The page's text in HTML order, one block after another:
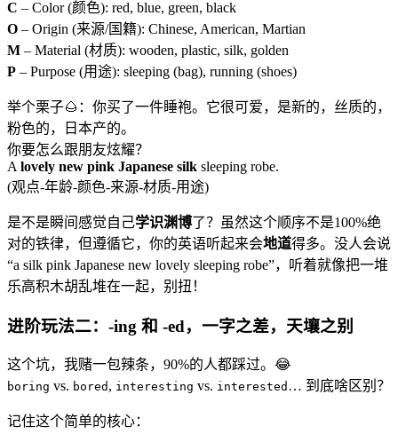
C – Color (颜色): red, blue, green, black
O – Origin (来源/国籍): Chinese, American, Martian
M – Material (材质): wooden, plastic, silk, golden
P – Purpose (用途): sleeping (bag), running (shoes)
举个栗子🌰：你买了一件睡袍。它很可爱，是新的，丝质的，
粉色的，日本产的。
你要怎么跟朋友炫耀？
A lovely new pink Japanese silk sleeping robe.
(观点-年龄-颜色-来源-材质-用途)
是不是瞬间感觉自己学识渊博了？虽然这个顺序不是100%绝
对的铁律，但遵循它，你的英语听起来会地道得多。没人会说
“a silk pink Japanese new lovely sleeping robe”，听着就像把一堆
乐高积木胡乱堆在一起，别扭！
进阶玩法二：-ing 和 -ed，一字之差，天壤之别
这个坑，我赌一包辣条，90%的人都踩过。😂
boring vs. bored , interesting vs. interested … 到底啥区别？
记住这个简单的核心：